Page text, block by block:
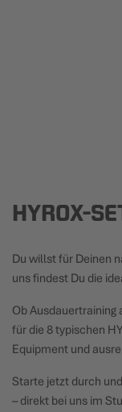
HYROX-
Du willst für Deinen
uns findest Du die
Ob
für die 8 typischen
Equipment und
Starte jetzt durch
– direkt bei uns im